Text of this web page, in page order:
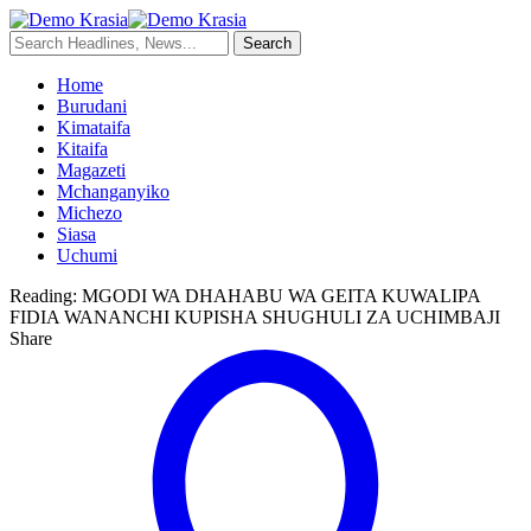
Home
Burudani
Kimataifa
Kitaifa
Magazeti
Mchanganyiko
Michezo
Siasa
Uchumi
Reading: MGODI WA DHAHABU WA GEITA KUWALIPA
FIDIA WANANCHI KUPISHA SHUGHULI ZA UCHIMBAJI
Share